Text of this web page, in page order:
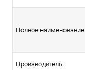
Полное наименование
Производитель